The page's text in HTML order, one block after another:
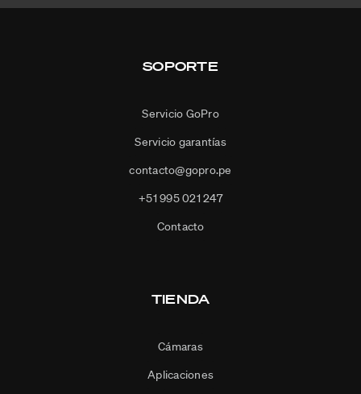
SOPORTE
Servicio GoPro
Servicio garantías
contacto@gopro.pe
+51 995 021 247
Contacto
TIENDA
Cámaras
Aplicaciones